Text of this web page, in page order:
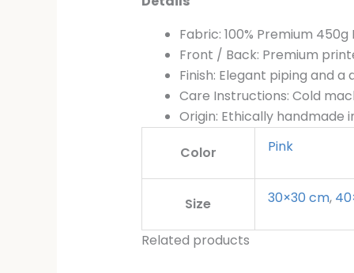
Fabric: 100% Premium
Front / Back: Premium
Finish: Elegant piping and
Care Instructions: Cold
Origin: Ethically handmade
Color
Pink
Size 30×30 cm,
Related products